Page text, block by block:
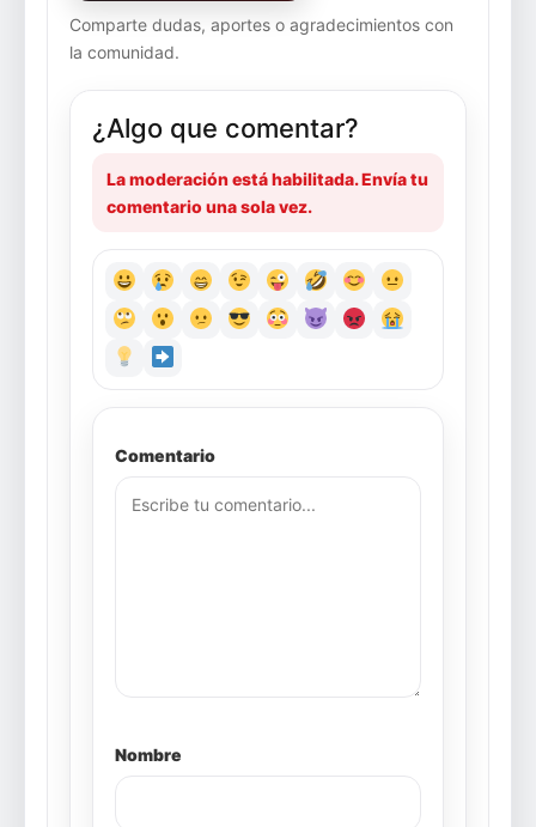
Comparte dudas, aportes o agradecimientos con
la comunidad.
¿Algo que comentar?
La moderación está habilitada. Envía tu
comentario una sola vez.
Comentario
Nombre